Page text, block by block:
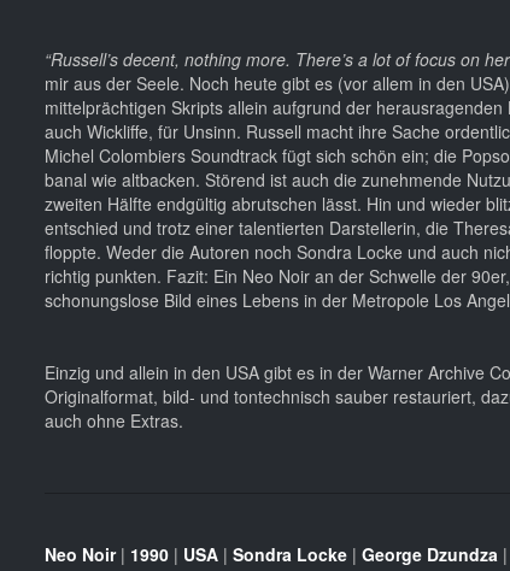
“Russell’s decent, nothing more. There’s a lot of focus on
mir aus der Seele. Noch heute gibt es (vor allem in den
mittelprächtigen Skripts allein aufgrund der
auch Wickliffe, für Unsinn. Russell macht ihre Sache
Michel Colombiers Soundtrack fügt sich schön ein; die
banal wie altbacken. Störend ist auch die zunehmende
zweiten Hälfte endgültig abrutschen lässt. Hin und wieder
entschied und trotz einer talentierten Darstellerin, die
floppte. Weder die Autoren noch Sondra Locke und auch
richtig punkten. Fazit: Ein Neo Noir an der Schwelle der
schonungslose Bild eines Lebens in der Metropole Los
Einzig und allein in den USA gibt es in der Warner Archive
Originalformat, bild- und tontechnisch sauber restauriert,
auch ohne Extras.
Neo Noir| 1990 | USA | Sondra Locke | George Dzundza |